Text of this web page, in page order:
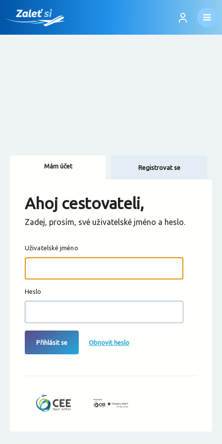
Změnit měnu
Mám účet Registrovat se
Ahoj cestovateli,
Zadej, prosím, své uživatelské jméno a heslo.
Uživatelské jméno
Heslo
Přihlásit se Obnovit heslo